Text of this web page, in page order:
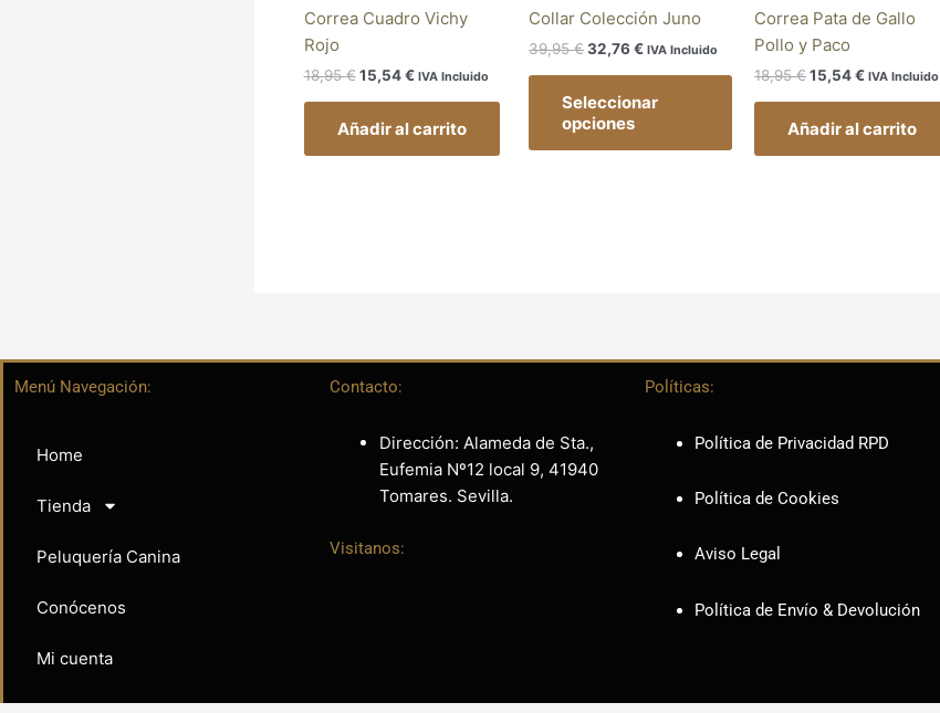
Correa Cuadro Vichy
Rojo
18,95€ 15,54€ IVA Incluido
Añadir al carrito
Collar Colección Juno
39,95€ 32,76€ IVA Incluido
Seleccionar
opciones
elegir
producto
Correa Pata de Gallo
Pollo y Paco
18,95€15,54€ IVA Incluido
Añadir al carrito
Menú Navegación:
Home
Tienda
Peluquería Canina
Conócenos
Mi cuenta
Contacto:
Dirección: Alameda de Sta.,
Eufemia Nº12 local 9, 41940
Tomares. Sevilla.
Visitanos:
Políticas:
Política de Privacidad RPD
Política de Cookies
Aviso Legal
Política de Envío & Devolución